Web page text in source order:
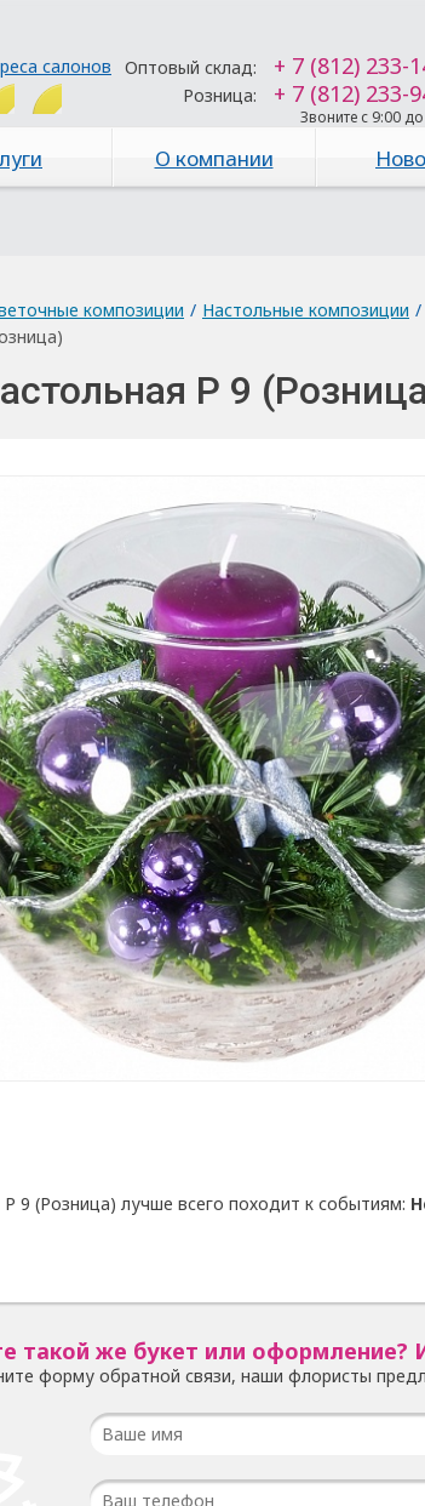
салонов Оптовый склад: + 7 (812) 233-
Розница: + 7 (812) 233-
Звоните с 9:00
О компании
композиции / Настольные композиции /
Р 9
9 (Розница) лучше всего походит к событиям:
такой же букет или оформление?
форму обратной связи, наши флористы